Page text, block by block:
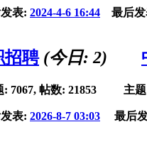
表: 2024-4-6 16:44 最后
招聘(今日: 2)
: 7067, 帖数: 21853
表: 2026-8-7 03:03
主
最后